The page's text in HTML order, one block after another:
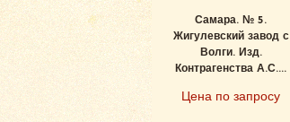
Самара. № 5.
Жигулевский завод с
Волги. Изд.
Контрагенства А.С....
Цена по запросу